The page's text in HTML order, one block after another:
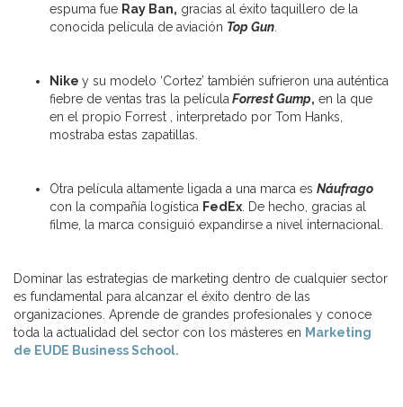
espuma fue Ray Ban, gracias al éxito taquillero de la
conocida película de aviación Top Gun.
Nike y su modelo ‘Cortez’ también sufrieron una auténtica
fiebre de ventas tras la películaForrest Gump, en la que
en el propio Forrest , interpretado por Tom Hanks,
mostraba estas zapatillas.
Otra película altamente ligada a una marca es Náufrago
con la compañía logística FedEx. De hecho, gracias al
filme, la marca consiguió expandirse a nivel internacional.
Dominar las estrategias de marketing dentro de cualquier sector
es fundamental para alcanzar el éxito dentro de las
organizaciones. Aprende de grandes profesionales y conoce
toda la actualidad del sector con los másteres en Marketing
de EUDE Business School.